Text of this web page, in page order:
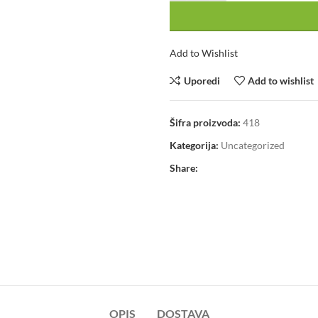
Add to Wishlist
Uporedi Add to wishlist
Šifra proizvoda: 418
Kategorija: Uncategorized
Share:
OPIS DOSTAVA